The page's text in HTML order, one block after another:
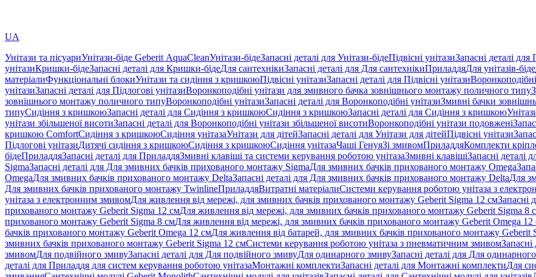
UA
Унітази та пісуариУнітази-біде Geberit AquaCleanУнітази-бідеЗапасні деталі для Унітази-бідеПідвісні унітазиЗапасні деталі для
унітазиКришки-бідеЗапасні деталі для Кришки-бідеДля сантехнікиЗапасні деталі для Для сантехнікиПриладдяДля унітазів-біде
матеріалиФункціональні блокиУнітази та сидіння з кришкоюПідвісні унітазиЗапасні деталі для Підвісні унітази
унітазиЗапасні деталі для Підлогові унітазиВоронкоподібні унітази для змивного бачка зовнішнього монтажу поличного типу
зовнішнього монтажу поличного типуВоронкоподібні унітазиЗапасні деталі для Воронкоподібні унітазиЗмивні бачки
типуСидіння з кришкоюЗапасні деталі для Сидіння з кришкоюСидіння з кришкоюЗапасні деталі для Сидіння з кришкою
унітази збільшеної висотиЗапасні деталі для Воронкоподібні унітази збільшеної висотиВоронкоподібні унітази подовжені
кришкою ComfortСидіння з кришкоюСидіння унітазаУнітази для дітейЗапасні деталі для Унітази для дітейПідвісні унітази
Підлогові унітазиДитячі сидіння з кришкоюСидіння з кришкоюСидіння унітазаЧаші ГенуяЗі змивомПриладдяКомплекти
бідеПриладдяЗапасні деталі для ПриладдяЗмивні клавіші та системи керування роботою унітазаЗмивні клавішіЗапасні деталі
SigmaЗапасні деталі для Для змивних бачків прихованого монтажу SigmaДля змивних бачків прихованого монтажу Omega
OmegaДля змивних бачків прихованого монтажу DeltaЗапасні деталі для Для змивних бачків прихованого монтажу DeltaДля
Для змивних бачків прихованого монтажу TwinlineПриладдяВитратні матеріалиСистеми керування роботою унітаза з
унітаза з електронним змивомДля живлення від мережі, для змивних бачків прихованого монтажу Geberit Sigma 12 смЗапасні
прихованого монтажу Geberit Sigma 12 смДля живлення від мережі, для змивних бачків прихованого монтажу Geberit Sigma 8
прихованого монтажу Geberit Sigma 8 смДля живлення від мережі, для змивних бачків прихованого монтажу Geberit Omega 12
бачків прихованого монтажу Geberit Omega 12 смДля живлення від батарей, для змивних бачків прихованого монтажу Geberit
змивних бачків прихованого монтажу Geberit Sigma 12 смСистеми керування роботою унітаза з пневматичним змивом
змивомДля подвійного змивуЗапасні деталі для Для подвійного змивуДля одинарного змивуЗапасні деталі для Для
деталі для Приладдя для систем керування роботою унітазаМонтажні комплектиЗапасні деталі для Монтажні комплектиДля